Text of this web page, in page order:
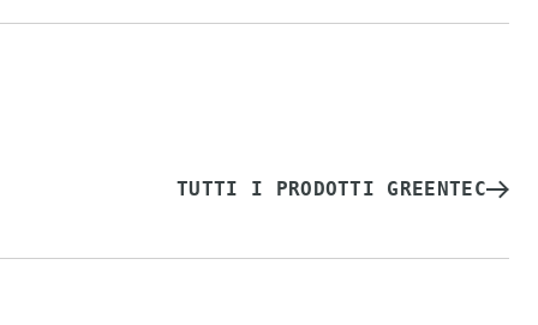
TUTTI I PRODOTTI GREENTEC